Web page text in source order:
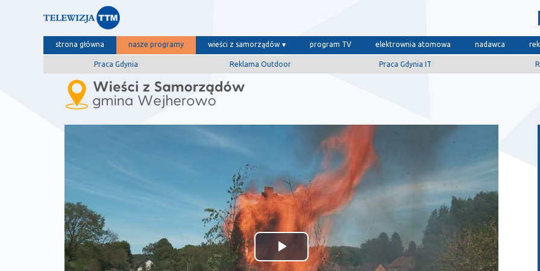
strona główna nasze programy wieści z samorządów program TV elektrownia atomowa nadawca
Praca Gdynia Reklama Outdoor Praca Gdynia IT
Odtwórz